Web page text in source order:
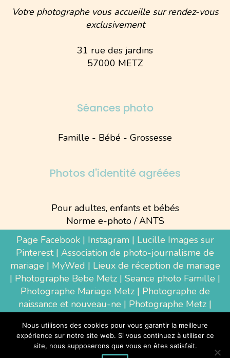
Votre photographe vous accueille sur rendez-vous
exclusivement
31 rue des jardins
57000 METZ
Séances photo
Famille - Bébé - Grossesse
Photos d'identité agréées
Pour adultes, enfants et bébés
Norme e-photo / ANTS
Page Facebook| Instagram| Lucille Images sur
Pinterest| Association de photo-journalisme de
mariage | MyWed | Lieux de réception de mariage
| Photographe Bebe Metz | Seance photo Famille |
Photographe Mariage Metz| Photographe de
naissance et nouveau-ne | Photographe Metz |
Luxembourg|Photographe Thionville|
Photographe d'entreprise Metz
Nous utilisons des cookies pour vous garantir la meilleure
expérience sur notre site web. Si vous continuez à utiliser ce
site, nous supposerons que vous en êtes satisfait.